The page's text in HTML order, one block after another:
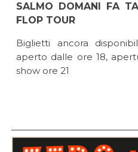
SALMO DOMANI FA
FLOP TOUR
Biglietti ancora
aperto dalle ore 18,
show ore 21